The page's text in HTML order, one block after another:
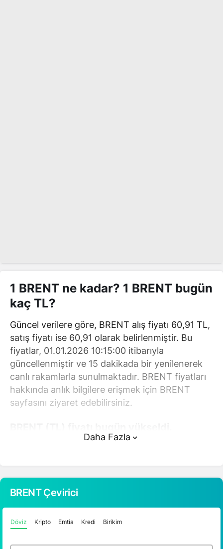
1 BRENT ne kadar? 1 BRENT bugün
kaç TL?
Güncel verilere göre, BRENT alış fiyatı 60,91 TL,
satış fiyatı ise 60,91 olarak belirlenmiştir. Bu
fiyatlar, 01.01.2026 10:15:00 itibarıyla
güncellenmiştir ve 15 dakikada bir yenilenerek
canlı rakamlarla sunulmaktadır. BRENT fiyatları
hakkında anlık bilgilere erişmek için BRENT
sayfasını ziyaret edebilirsiniz.
göstermiştir..
üstünde yer alan çevirici aracını kullanarak
Daha Fazla
BRENT Çevirici
Döviz Kripto Emtia Kredi Birikim